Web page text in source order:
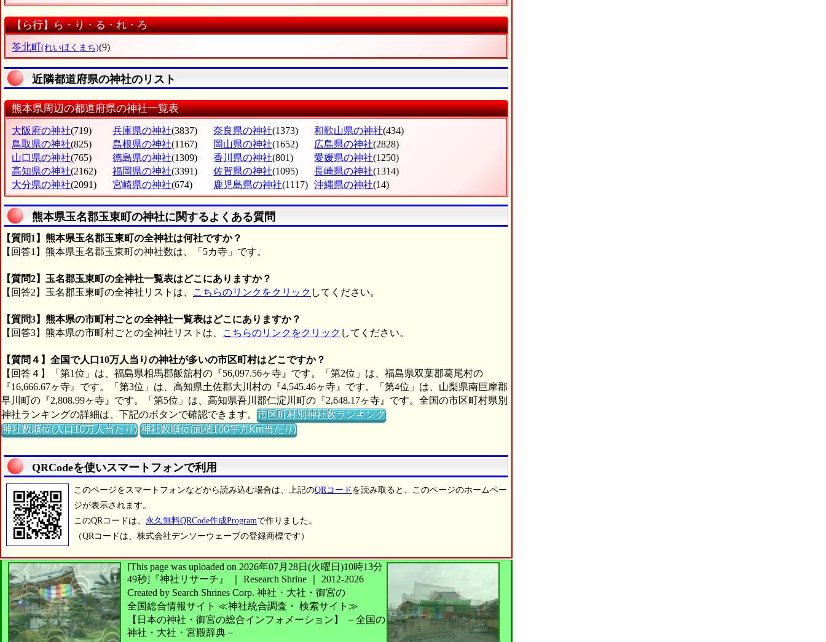
【ら行】ら・り・る・れ・ろ
苓北町(れいほくまち)(9)
近隣都道府県の神社のリスト
熊本県周辺の都道府県の神社一覧表
大阪府の神社(719) 兵庫県の神社(3837) 奈良県の神社(1373) 和歌山県の神社(434)
鳥取県の神社(825) 島根県の神社(1167) 岡山県の神社(1652) 広島県の神社(2828)
山口県の神社(765) 徳島県の神社(1309) 香川県の神社(801) 愛媛県の神社(1250)
高知県の神社(2162) 福岡県の神社(3391) 佐賀県の神社(1095) 長崎県の神社(1314)
大分県の神社(2091) 宮崎県の神社(674) 鹿児島県の神社(1117) 沖縄県の神社(14)
熊本県玉名郡玉東町の神社に関するよくある質問
【質問1】熊本県玉名郡玉東町の全神社は何社ですか？
【回答1】熊本県玉名郡玉東町の神社数は、「5カ寺」です。
【質問2】玉名郡玉東町の全神社一覧表はどこにありますか？
【回答2】玉名郡玉東町の全神社リストは、
こちらのリンクをクリック してください。
【質問3】熊本県の市町村ごとの全神社一覧表はどこにありますか？
【回答3】熊本県の市町村ごとの全神社リストは、
こちらのリンクをクリック してください。
【質問４】全国で人口10万人当りの神社が多いの市区町村はどこですか？
【回答４】「第1位」は、福島県相馬郡飯舘村の『56,097.56ヶ寺』です。「第2位」は、福島県双葉郡葛尾村の
『16,666.67ヶ寺』です。「第3位」は、高知県土佐郡大川村の『4,545.46ヶ寺』です。「第4位」は、山梨県南巨摩郡
早川町の『2,808.99ヶ寺』です。「第5位」は、高知県吾川郡仁淀川町の『2,648.17ヶ寺』です。全国の市区町村県別
神社ランキングの詳細は、下記のボタンで確認できます。市区町村別神社数ランキング
神社数順位(人口10万人当たり) 神社数順位(面積100平方Km当たり)
QRCodeを使いスマートフォンで利用
このページをスマートフォンなどから読み込む場合は、上記のQRコード を読み取ると、このページのホームペー
ジが表示されます。
このQRコードは、 永久無料QRCode作成Programで作りました。
（QRコードは、株式会社デンソーウェーブの登録商標です）
[This page was uploaded on 2026年07月28日(火曜日)10時13分
49秒] 『神社リサーチ』 ｜ Research Shrine
2012-2026
Created by Search Shrines Corp. 神社・大社・御宮の
全国総合情報サイト ≪神社統合調査・ 検索サイト≫
【日本の神社・御宮の総合インフォメーション】
－全国の
神社・大社・宮殿辞典－